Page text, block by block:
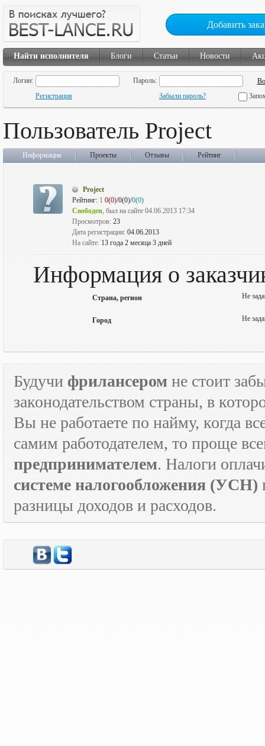
Добавить
Найти исполнителя Блоги Статьи Новости
Логин:
Пароль:
Регистрация
Забыли пароль?
Пользователь Project
Информация Проекты Отзывы Рейтинг
Project
Рейтинг: 1 0(0)/0(0)/0(0)
Свободен, был на сайте 04.06.2013 17:34
Просмотров: 23
Дата регистрации: 04.06.2013
На сайте: 13 года 2 месяца 3 дней
Информация о
Страна, регион Не
Город Не
Будучи фрилансером не стоит
законодательством страны, в
Вы не работаете по найму, когда
самим работодателем, то проще
предпринимателем. Налоги
системе налогообложения (УСН)
разницы доходов и расходов.